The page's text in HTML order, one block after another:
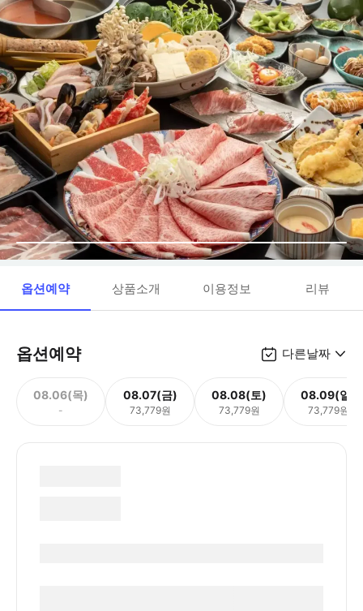
옵션예약 상품소개 이용정보 리뷰
옵션예약 다른날짜
08.06(목)
-
08.07(금)
73,779원
08.08(토)
73,779원
08.09(일)
73,779원